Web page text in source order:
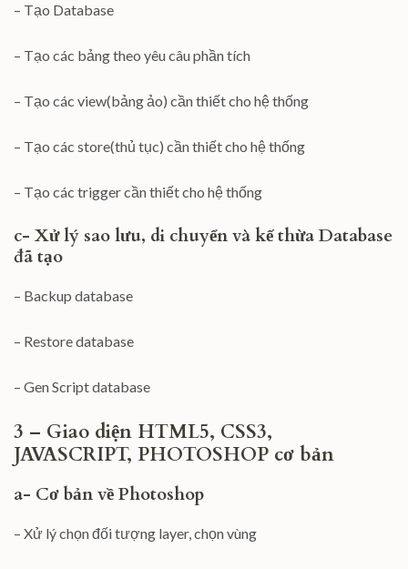
– Tạo Database
– Tạo các bảng theo yêu câu phần tích
– Tạo các view(bảng ảo) cần thiết cho hệ thống
– Tạo các store(thủ tục) cần thiết cho hệ thống
– Tạo các trigger cần thiết cho hệ thống
c- Xử lý sao lưu, di chuyển và kế thừa Database
đã tạo
– Backup database
– Restore database
– Gen Script database
3 – Giao diện HTML5, CSS3,
JAVASCRIPT, PHOTOSHOP cơ bản
a- Cơ bản về Photoshop
– Xử lý chọn đối tượng layer, chọn vùng